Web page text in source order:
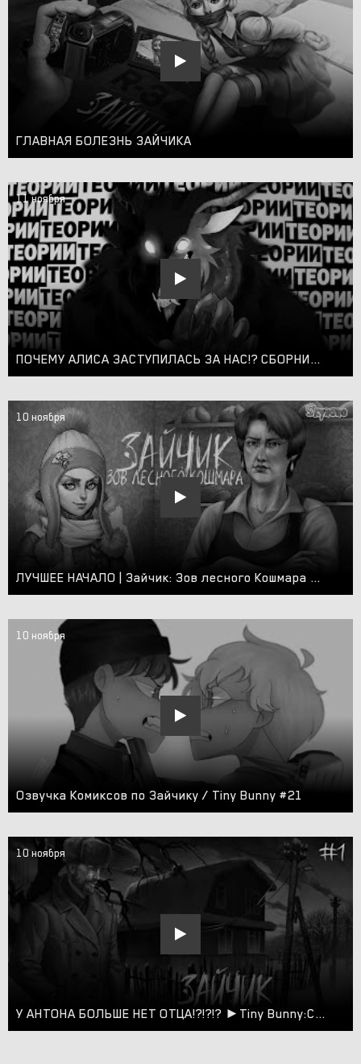
ГЛАВНАЯ БОЛЕЗНЬ ЗАЙЧИКА
11 ноября
ПОЧЕМУ АЛИСА ЗАСТУПИЛАСЬ ЗА НАС!? СБОРНИК ТЕОРИЙ ПРО ЗВЕРЕЙ | ТЕОРИИ ПО Tiny Bunny(Зайчик) 4 ЭПИЗОД
10 ноября
ЛУЧШЕЕ НАЧАЛО | Зайчик: Зов лесного Кошмара бета
10 ноября
Озвучка Комиксов по Зайчику / Tiny Bunny #21
10 ноября
У АНТОНА БОЛЬШЕ НЕТ ОТЦА!?!?!? ►Tiny Bunny:Call of Forest Nightmare (Зайчик: Зов Лесного Кошмара) #1